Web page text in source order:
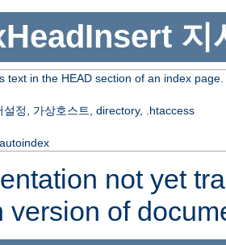
지
text in the HEAD section of an index page.
설정, 가상호스트, directory, .htaccess
not yet
version of